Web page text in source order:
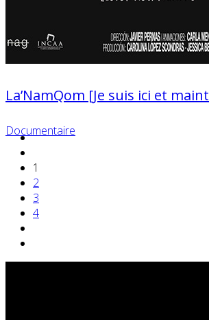
La’NamQom [Je suis ici et
Documentaire
1
2
3
4